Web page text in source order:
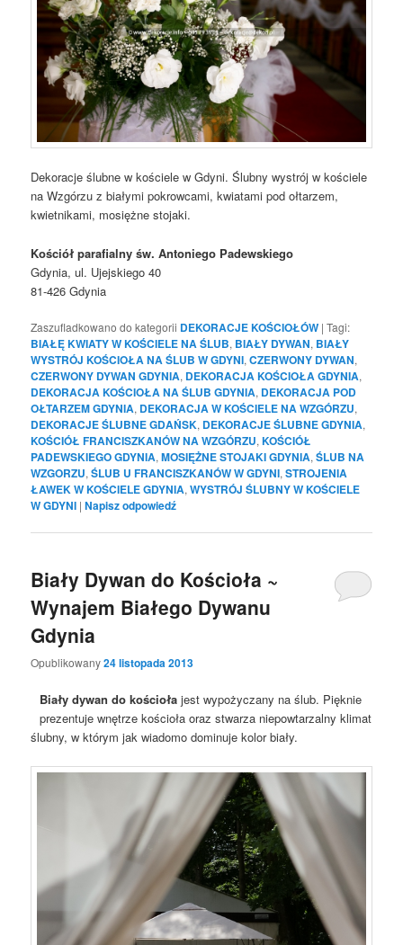
Dekoracje ślubne w kościele w Gdyni. Ślubny wystrój w kościele
na Wzgórzu z białymi pokrowcami, kwiatami pod ołtarzem,
kwietnikami, mosiężne stojaki.
Kościół parafialny św. Antoniego Padewskiego
Gdynia, ul. Ujejskiego 40
81-426 Gdynia
Zaszufladkowano do kategorii DEKORACJE KOŚCIOŁÓW |Tagi:
BIAŁĘ KWIATY W KOŚCIELE NA ŚLUB, BIAŁY DYWAN, BIAŁY
WYSTRÓJ KOŚCIOŁA NA ŚLUB W GDYNI,CZERWONY DYWAN,
CZERWONY DYWAN GDYNIA, DEKORACJA KOŚCIOŁA GDYNIA,
DEKORACJA KOŚCIOŁA NA ŚLUB GDYNIA, DEKORACJA POD
OŁTARZEM GDYNIA, DEKORACJA W KOŚCIELE NA WZGÓRZU,
DEKORACJE ŚLUBNE GDAŃSK, DEKORACJE ŚLUBNE GDYNIA,
KOŚCIÓŁ FRANCISZKANÓW NA WZGÓRZU,KOŚCIÓŁ
PADEWSKIEGO GDYNIA,MOSIĘŻNE STOJAKI GDYNIA,ŚLUB NA
WZGORZU,ŚLUB U FRANCISZKANÓW W GDYNI,STROJENIA
ŁAWEK W KOŚCIELE GDYNIA,WYSTRÓJ ŚLUBNY W KOŚCIELE
W GDYNI |Napisz odpowiedź
Biały Dywan do Kościoła ~
Wynajem Białego Dywanu
Gdynia
Opublikowany24 listopada 2013
Biały dywan do kościoła jest wypożyczany na ślub. Pięknie
prezentuje wnętrze kościoła oraz stwarza niepowtarzalny klimat
ślubny, w którym jak wiadomo dominuje kolor biały.